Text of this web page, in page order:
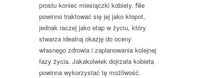
prostu koniec miesiączki kobiety. Nie
powinno traktować się jej jako kłopot,
jednak raczej jako etap w życiu, który
stwarza idealną okazję do oceny
własnego zdrowia i zaplanowania kolejnej
fazy życia. Jakakolwiek dojrzała kobieta
powinna wykorzystać tę możliwość.